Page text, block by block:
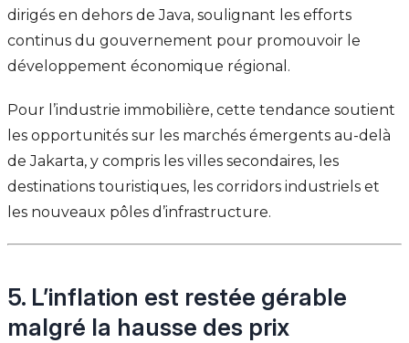
dirigés en dehors de Java, soulignant les efforts
continus du gouvernement pour promouvoir le
développement économique régional.
Pour l’industrie immobilière, cette tendance soutient
les opportunités sur les marchés émergents au-delà
de Jakarta, y compris les villes secondaires, les
destinations touristiques, les corridors industriels et
les nouveaux pôles d’infrastructure.
5. L’inflation est restée gérable
malgré la hausse des prix